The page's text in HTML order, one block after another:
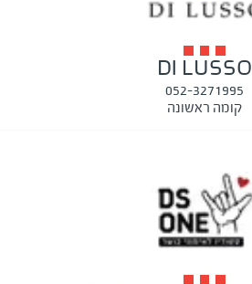
DI LUSSO
052-3271995
קומה ראשונה